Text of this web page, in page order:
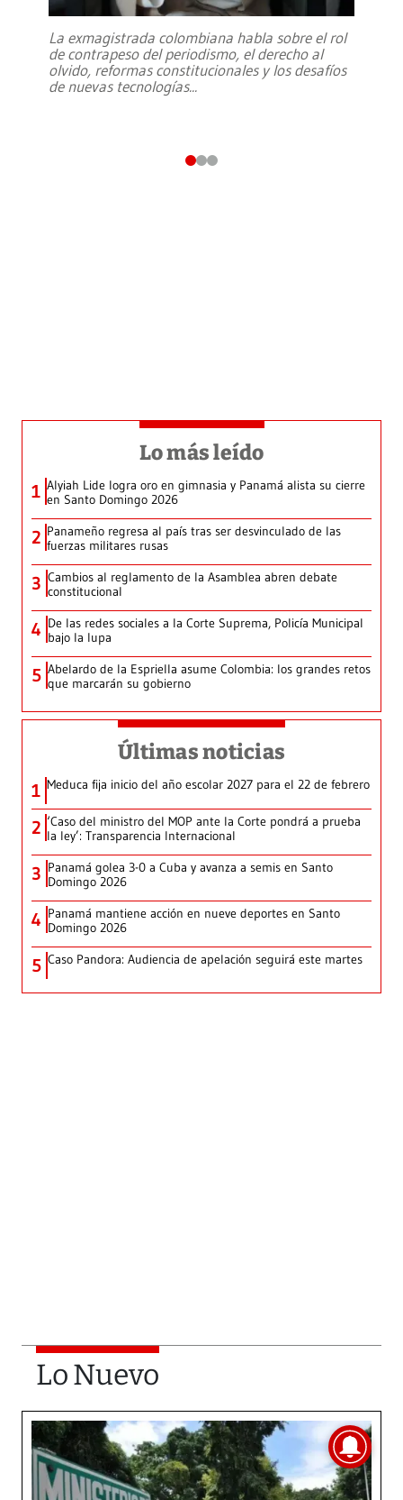
La exmagistrada colombiana habla sobre el rol
de contrapeso del periodismo, el derecho al
olvido, reformas constitucionales y los desafíos
de nuevas tecnologías...
Lo más leído
1 Alyiah Lide logra oro en gimnasia y Panamá alista su cierre
en Santo Domingo 2026
2 Panameño regresa al país tras ser desvinculado de las
fuerzas militares rusas
3 Cambios al reglamento de la Asamblea abren debate
constitucional
4 De las redes sociales a la Corte Suprema, Policía Municipal
bajo la lupa
5 Abelardo de la Espriella asume Colombia: los grandes retos
que marcarán su gobierno
Últimas noticias
1 Meduca fija inicio del año escolar 2027 para el 22 de febrero
2 ‘Caso del ministro del MOP ante la Corte pondrá a prueba
la ley’: Transparencia Internacional
3 Panamá golea 3-0 a Cuba y avanza a semis en Santo
Domingo 2026
4 Panamá mantiene acción en nueve deportes en Santo
Domingo 2026
5 Caso Pandora: Audiencia de apelación seguirá este martes
Lo Nuevo